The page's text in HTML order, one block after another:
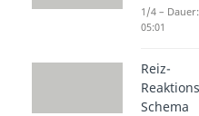
1/4 – Dauer:
05:01
Reiz-
Schema